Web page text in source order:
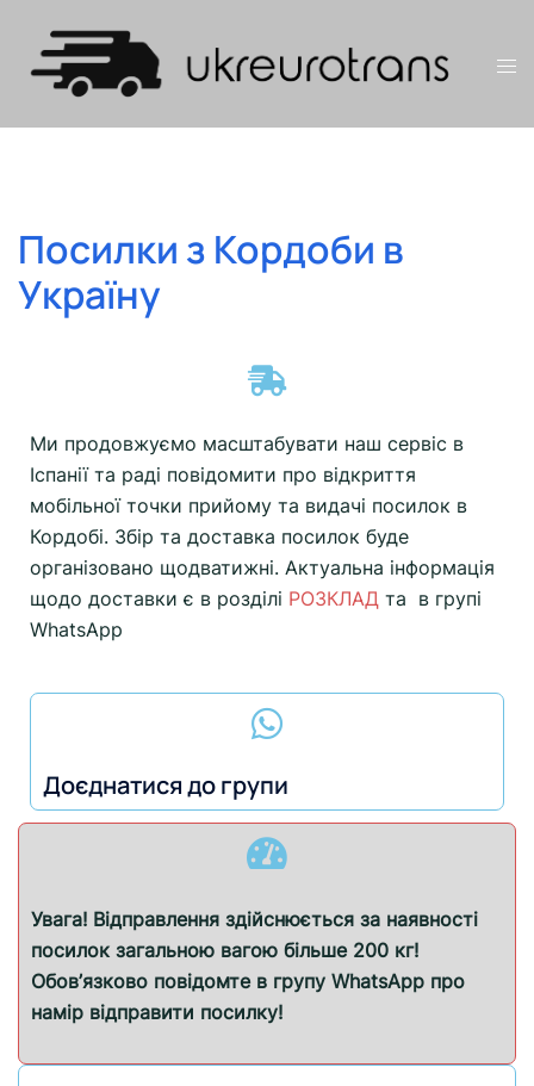
Посилки з Кордоби в
Україну
Ми продовжуємо масштабувати наш сервіс в
Іспанії та раді повідомити про відкриття
мобільної точки прийому та видачі посилок в
Кордобі. Збір та доставка посилок буде
організовано щодватижні. Актуальна інформація
щодо доставки є в розділі РОЗКЛАД та в групі
WhatsApp
Доєднатися до групи
Увага! Відправлення здійснюється за наявності
посилок загальною вагою більше 200 кг!
Обов’язково повідомте в групу WhatsApp про
намір відправити посилку!